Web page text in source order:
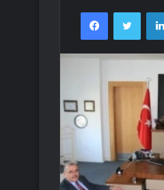
Facebook